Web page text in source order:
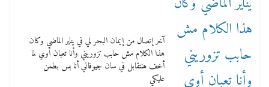
آخر إتصال من إيمان البحر لي في يناير الماضي وكان
هذا الكلام مش حابب تزوريني وأنا تعبان أوي لما
أخف هنتقابل في سان جيوفاني أنا بس بطمن
عليكي